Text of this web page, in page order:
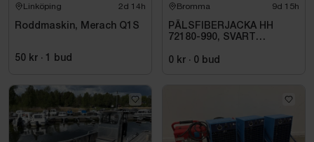
Linköping 2d 14h
Roddmaskin, Merach Q1S
50 kr · 1 bud
Bromma 9d 15h
PÄLSFIBERJACKA HH
72180-990, SVART
0 kr · 0 bud